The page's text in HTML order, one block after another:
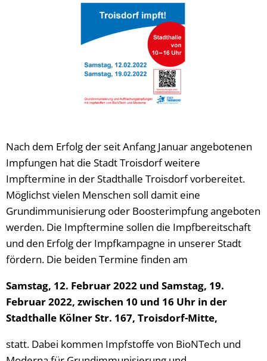
Nach dem Erfolg der seit Anfang Januar angebotenen
Impfungen hat die Stadt Troisdorf weitere
Impftermine in der Stadthalle Troisdorf vorbereitet.
Möglichst vielen Menschen soll damit eine
Grundimmunisierung oder Boosterimpfung angeboten
werden. Die Impftermine sollen die Impfbereitschaft
und den Erfolg der Impfkampagne in unserer Stadt
fördern. Die beiden Termine finden am
Samstag, 12. Februar 2022 und Samstag, 19.
Februar 2022, zwischen 10 und 16 Uhr in der
Stadthalle Kölner Str. 167, Troisdorf-Mitte,
statt. Dabei kommen Impfstoffe von BioNTech und